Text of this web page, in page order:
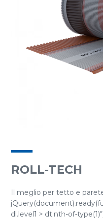
ROLL-TECH
Il meglio per tetto e
dl.level1 > dt:nth-of-